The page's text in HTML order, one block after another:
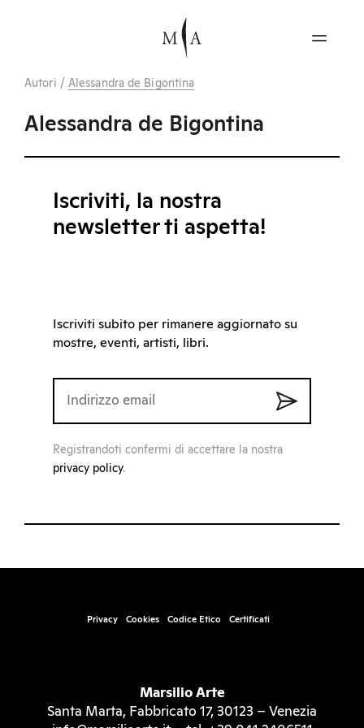
Autori / Alessandra de Bigontina
Alessandra de Bigontina
Iscriviti, la nostra
newsletter ti aspetta!
Iscriviti subito per rimanere aggiornato su
mostre, eventi, artisti, libri.
Registrandoti confermi di accettare la nostra
privacy policy.
Privacy Cookies Codice Etico Certificati
Marsilio Arte
Santa Marta, Fabbricato 17, 30123 – Venezia